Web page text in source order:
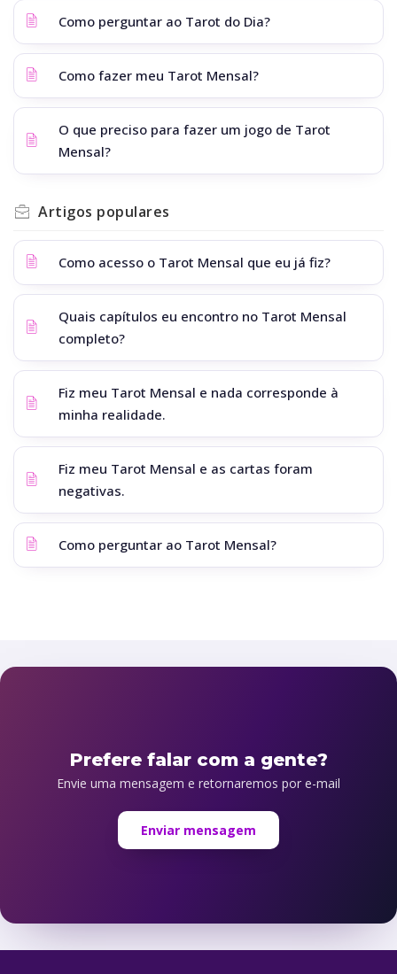
Como perguntar ao Tarot do Dia?
Como fazer meu Tarot Mensal?
O que preciso para fazer um jogo de Tarot
Mensal?
Artigos populares
Como acesso o Tarot Mensal que eu já fiz?
Quais capítulos eu encontro no Tarot Mensal
completo?
Fiz meu Tarot Mensal e nada corresponde à
minha realidade.
Fiz meu Tarot Mensal e as cartas foram
negativas.
Como perguntar ao Tarot Mensal?